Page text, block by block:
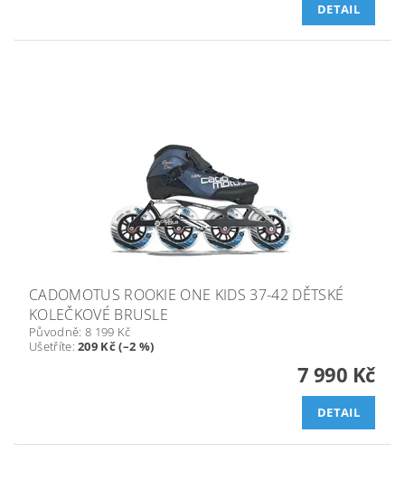
DETAIL
CADOMOTUS ROOKIE ONE KIDS 37-42 DĚTSKÉ
KOLEČKOVÉ BRUSLE
Původně: 8 199 Kč
Ušetříte:209 Kč (–2 %)
7 990 Kč
DETAIL